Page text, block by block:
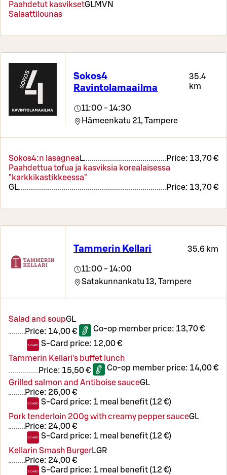
Paahdetut kasviksetGLMVN
Salaattilounas
Sokos4
Ravintolamaailma
35.4
km
11:00 - 14:30
Hämeenkatu 21, Tampere
Sokos4:n lasagnea L Price: 13,70 €
Paahdettua tofua ja kasviksia korealaisessa
"karkkikastikkeessa"
GL Price: 13,70 €
Tammerin Kellari 35.6 km
11:00 - 14:00
Satakunnankatu 13, Tampere
Salad and soupGL
Price: 14,00 € Co-op member price: 13,70 €
S-Card price: 12,00 €
Tammerin Kellari's buffet lunch
Price: 15,50 € Co-op member price: 14,00 €
Grilled salmon and Antiboise sauceGL
Price: 26,00 €
S-Card price: 1 meal benefit (12 €)
Pork tenderloin 200g with creamy pepper sauceGL
Price: 24,00 €
S-Card price: 1 meal benefit (12 €)
Kellarin Smash BurgerLGR
Price: 24,00 €
S-Card price: 1 meal benefit (12 €)